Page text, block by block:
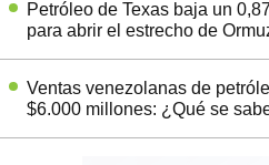
Petróleo de Texas baja un
para abrir el estrecho de
Ventas venezolanas de
$6.000 millones: ¿Qué se